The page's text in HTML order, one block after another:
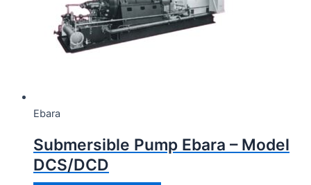
Ebara
Submersible Pump Ebara – Model
DCS/DCD